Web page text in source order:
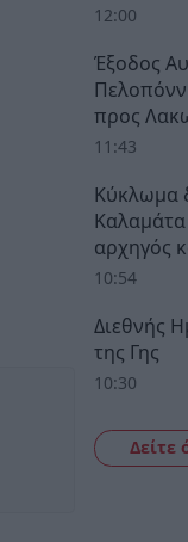
12:00
Έξοδος
προς
11:43
Κύκλωμα
αρχηγός
10:54
Διεθνής
της Γης
10:30
Δείτε